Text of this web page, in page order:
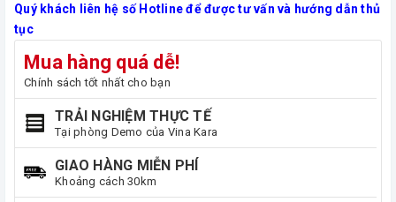
Quý khách liên hệ số Hotline để được tư vấn và hướng dẫn thủ
tục
Mua hàng quá dễ!
Chính sách tốt nhất cho bạn
TRẢI NGHIỆM THỰC TẾ
Tại phòng Demo của Vina Kara
GIAO HÀNG MIỄN PHÍ
Khoảng cách 30km